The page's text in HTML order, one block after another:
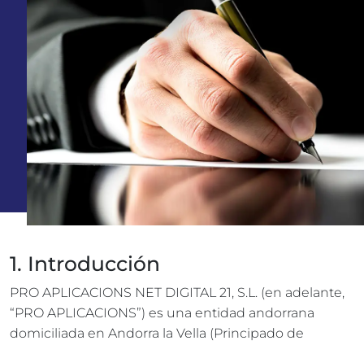
1. Introducción
PRO APLICACIONS NET DIGITAL 21, S.L. (en adelante,
“PRO APLICACIONS”) es una entidad andorrana
domiciliada en Andorra la Vella (Principado de